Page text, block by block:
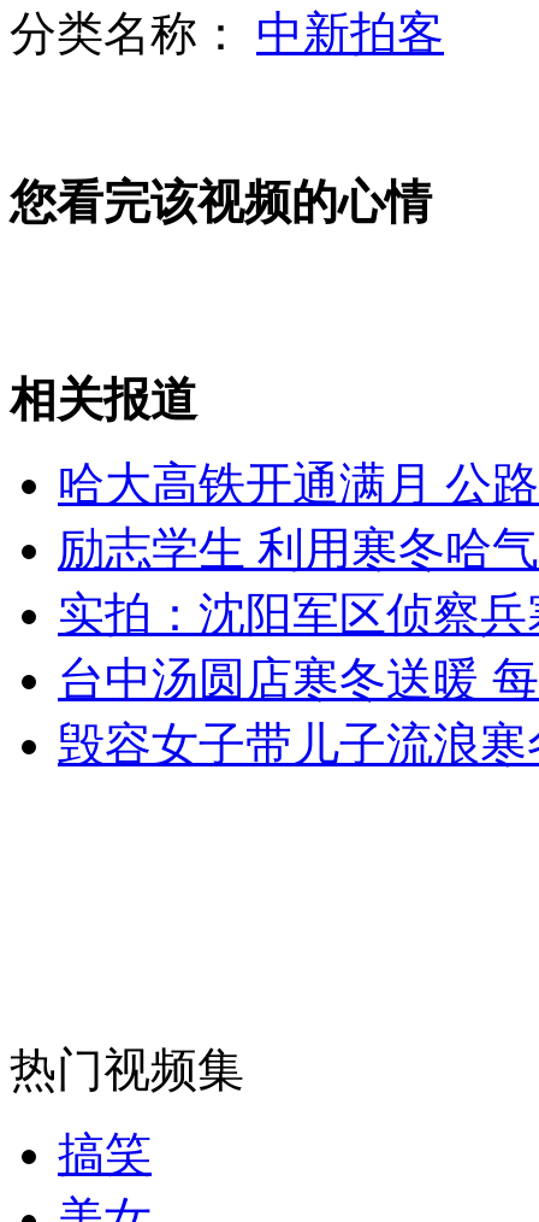
女孩北京地铁殴打老人 痛下狠手拳打脚踢
外交部：反对强权政治霸凌主义
安徽一实载49人客车翻车
走！跟着总书记去植树
消防员救轻生者 花炮节热闹非凡 减压"枕头大战"
分类名称： 中新拍客
您看完该视频的心情
相关报道
哈大高铁开通满月 公
励志学生 利用寒冬哈
实拍：沈阳军区侦察
台中汤圆店寒冬送暖
毁容女子带儿子流浪
热门视频集
搞笑